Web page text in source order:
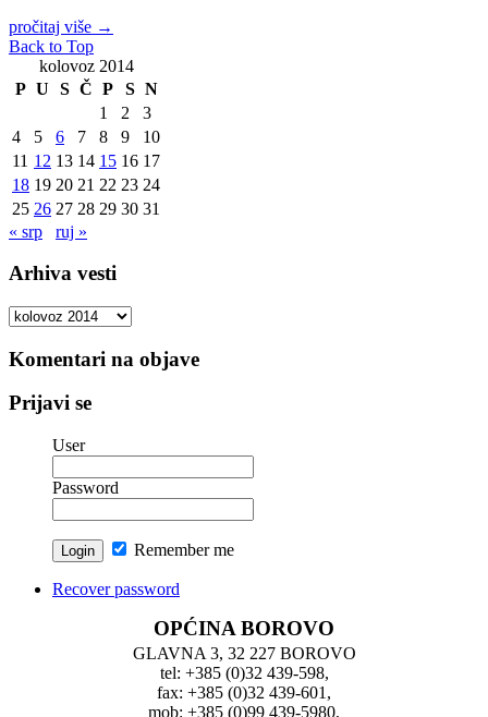
pročitaj više →
Back to Top
kolovoz 2014
P U S Č P S N
1
2
3
4
5 6 7 8 9
10
11 12 13 14 15 16 17
18 19 20 21 22 23 24
25 26 27 28 29 30 31
« srp
ruj »
Arhiva vesti
Arhiva
Komentari na objave
Prijavi se
User
Password
Remember me
Recover password
OPĆINA BOROVO
GLAVNA 3, 32 227 BOROVO
tel: +385 (0)32 439-598,
fax: +385 (0)32 439-601,
mob: +385 (0)99 439-5980,